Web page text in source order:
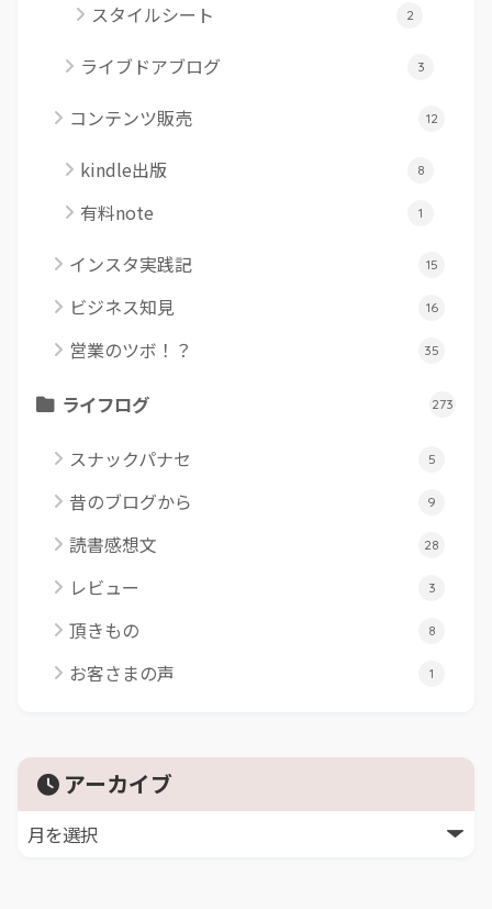
スタイルシート 2
ライブドアブログ 3
コンテンツ販売 12
kindle出版 8
有料note 1
インスタ実践記 15
ビジネス知見 16
営業のツボ！？ 35
ライフログ 273
スナックパナセ 5
昔のブログから 9
読書感想文 28
レビュー 3
頂きもの 8
お客さまの声 1
アーカイブ